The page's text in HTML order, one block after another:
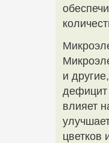
и
дефицит
влияет
цветков